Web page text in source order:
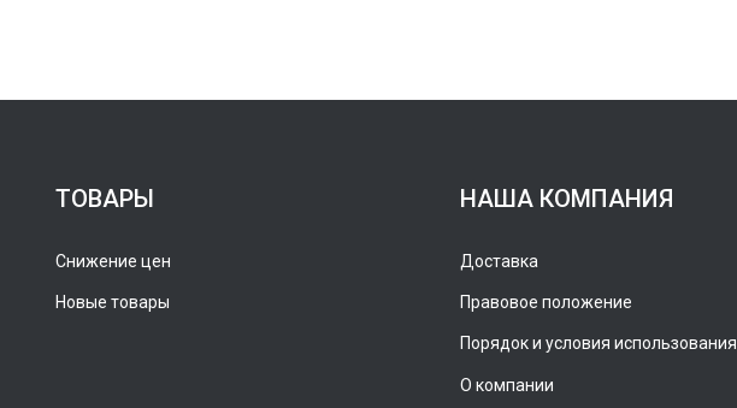
ТОВАРЫ
Снижение цен
Новые товары
НАША КОМПАНИЯ
Доставка
Правовое положение
Порядок и условия использования
О компании